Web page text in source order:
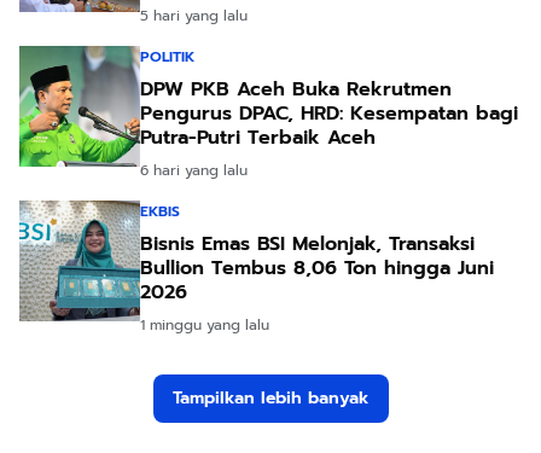
5 hari yang lalu
POLITIK
DPW PKB Aceh Buka Rekrutmen
Pengurus DPAC, HRD: Kesempatan bagi
Putra-Putri Terbaik Aceh
6 hari yang lalu
EKBIS
Bisnis Emas BSI Melonjak, Transaksi
Bullion Tembus 8,06 Ton hingga Juni
2026
1 minggu yang lalu
Tampilkan lebih banyak